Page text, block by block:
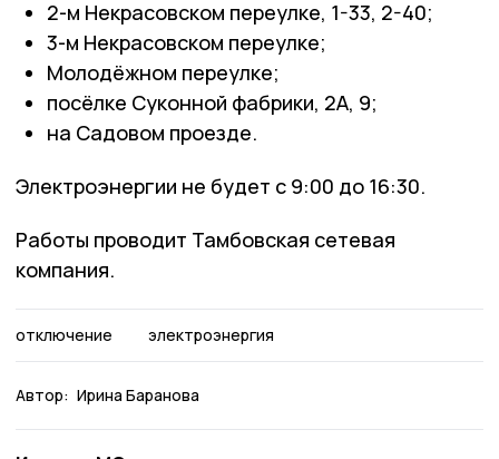
2-м Некрасовском переулке, 1-33, 2-40;
3-м Некрасовском переулке;
Молодёжном переулке;
посёлке Суконной фабрики, 2А, 9;
на Садовом проезде.
Электроэнергии не будет с 9:00 до 16:30.
Работы проводит Тамбовская сетевая
компания.
отключение электроэнергия
Автор: Ирина Баранова